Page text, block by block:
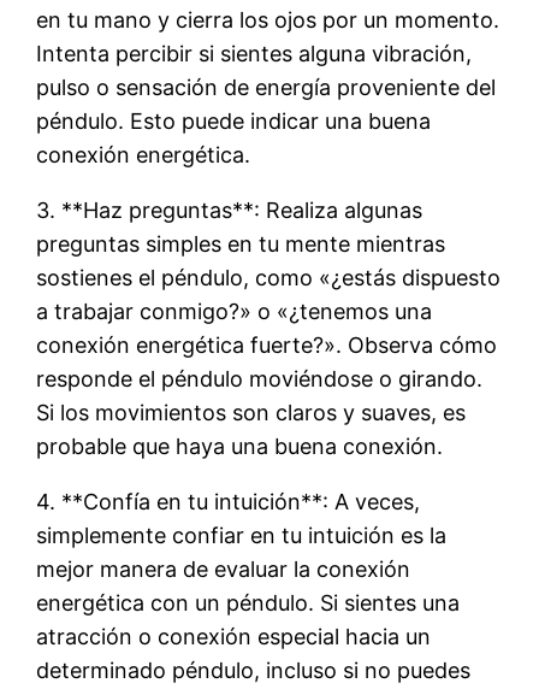
en tu mano y cierra los ojos por un momento.
Intenta percibir si sientes alguna vibración,
pulso o sensación de energía proveniente del
péndulo. Esto puede indicar una buena
conexión energética.
3. **Haz preguntas**: Realiza algunas
preguntas simples en tu mente mientras
sostienes el péndulo, como «¿estás dispuesto
a trabajar conmigo?» o «¿tenemos una
conexión energética fuerte?». Observa cómo
responde el péndulo moviéndose o girando.
Si los movimientos son claros y suaves, es
probable que haya una buena conexión.
4. **Confía en tu intuición**: A veces,
simplemente confiar en tu intuición es la
mejor manera de evaluar la conexión
energética con un péndulo. Si sientes una
atracción o conexión especial hacia un
determinado péndulo, incluso si no puedes